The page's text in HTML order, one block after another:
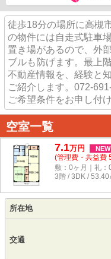
徒歩18分の場所に高槻
の物件には自走式駐車
置き場があるので、外
ブルも防げます。最上
不動産情報を、経験と
ご紹介します。072-
ご希望条件をお申し付
空室一覧
7.1万円 NEW
(管理費・共益費
敷：0ヶ月｜礼：
3階 / 3DK / 53.40
所在地
交通